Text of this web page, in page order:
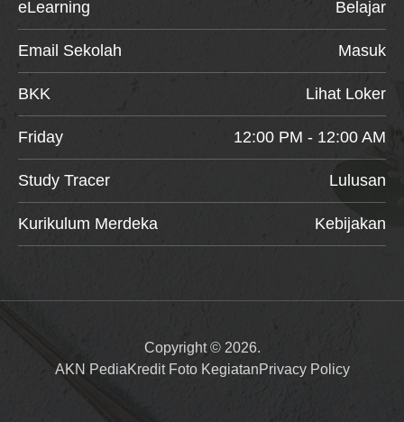
eLearning Belajar
Email Sekolah Masuk
BKK Lihat Loker
Friday 12:00 PM - 12:00 AM
Study Tracer Lulusan
Kurikulum Merdeka Kebijakan
Copyright © 2026.
AKN PediaKredit Foto KegiatanPrivacy Policy